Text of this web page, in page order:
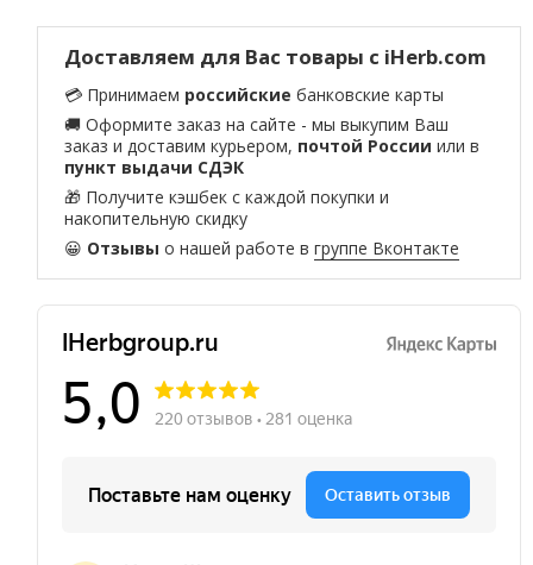
Доставляем для Вас товары с iHerb.com
💳 Принимаем российские банковские карты
🚚 Оформите заказ на сайте - мы выкупим Ваш
заказ и доставим курьером, почтой России или в
пункт выдачи СДЭК
🎁 Получите кэшбек с каждой покупки и
накопительную скидку
😀 Отзывы о нашей работе вгруппе Вконтакте